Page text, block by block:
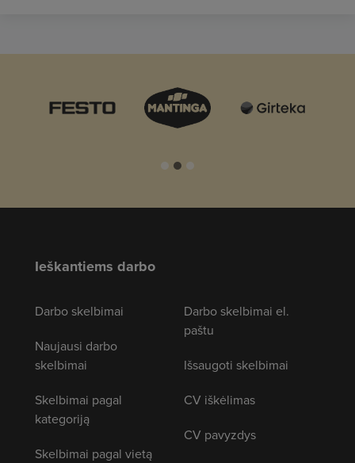
Ieškantiems darbo
Darbo skelbimai
Naujausi darbo
skelbimai
Skelbimai pagal
kategoriją
Skelbimai pagal vietą
Darbo skelbimai el.
paštu
Išsaugoti skelbimai
CV iškėlimas
CV pavyzdys